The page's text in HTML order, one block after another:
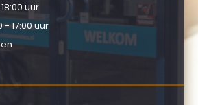
uur
17:00 uur